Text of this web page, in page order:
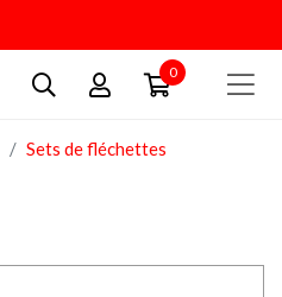
0
Sets de fléchettes